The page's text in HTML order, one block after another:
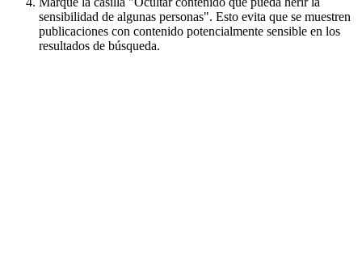
sensibilidad de algunas personas". Esto evita que se muestren
publicaciones con contenido potencialmente sensible en los
resultados de búsqueda.